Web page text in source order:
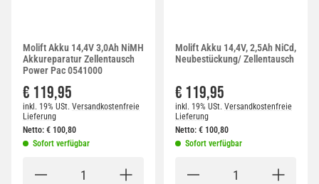
Molift Akku 14,4V 3,0Ah NiMH
Akkureparatur Zellentausch
Power Pac 0541000
€ 119,95
inkl. 19% USt. Versandkostenfreie
Lieferung
Netto: € 100,80
Sofort verfügbar
Molift Akku 14,4V, 2,5Ah NiCd,
Neubestückung/ Zellentausch
€ 119,95
inkl. 19% USt. Versandkostenfreie
Lieferung
Netto: € 100,80
Sofort verfügbar